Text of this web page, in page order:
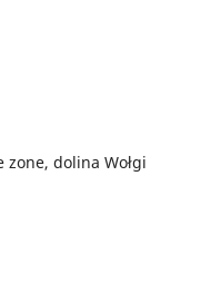
dolina Wołgi